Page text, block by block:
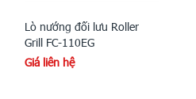
Lò nướng đối lưu Roller
Grill FC-110EG
Giá liên hệ